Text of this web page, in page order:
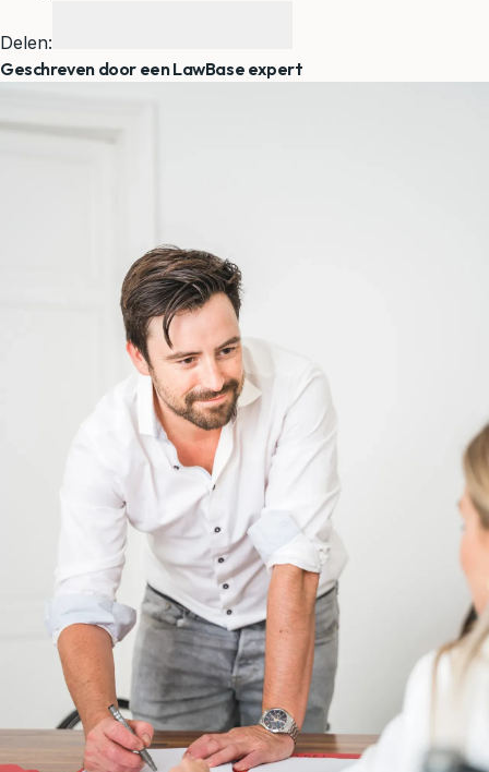
Delen:
Geschreven door een LawBase expert